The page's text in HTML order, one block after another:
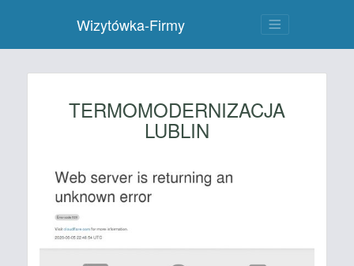
Wizytówka-Firmy
TERMOMODERNIZACJA
LUBLIN